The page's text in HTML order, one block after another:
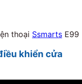
thoại Ssmarts E99
khiển cửa